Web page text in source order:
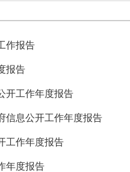
作报告
报告
开工作年度报告
信息公开工作年度报告
工作年度报告
年度报告